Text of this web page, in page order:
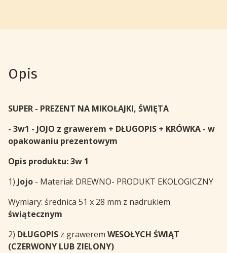
Opis
SUPER - PREZENT NA MIKOŁAJKI, ŚWIĘTA
- 3w1 - JOJO z grawerem + DŁUGOPIS + KRÓWKA - w
opakowaniu prezentowym
Opis produktu: 3w 1
1) Jojo - Materiał: DREWNO- PRODUKT EKOLOGICZNY
Wymiary: średnica 51 x 28 mm z nadrukiem
świątecznym
2) DŁUGOPIS z grawerem WESOŁYCH ŚWIĄT
(CZERWONY LUB ZIELONY)